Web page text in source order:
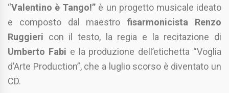
“Valentino è Tango!” è un progetto musicale ideato
e composto dal maestrofisarmonicista Renzo
Ruggieri con il testo, la regia e la recitazione di
Umberto Fabi e la produzione dell’etichetta “Voglia
d’Arte Production”, che a luglio scorso è diventato un
CD.